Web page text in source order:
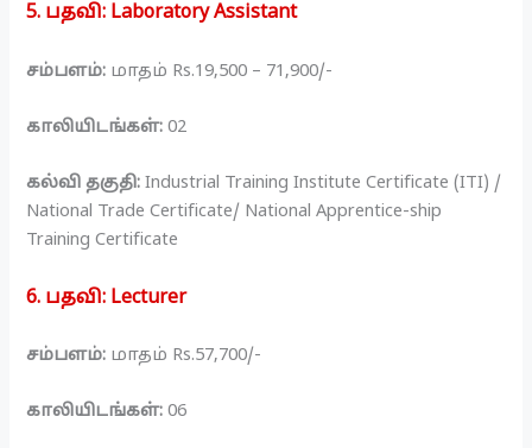
5. பதவி: Laboratory Assistant
சம்பளம்: மாதம் Rs.19,500 – 71,900/-
காலியிடங்கள்: 02
கல்வி தகுதி: Industrial Training Institute Certificate (ITI) /
National Trade Certificate/ National Apprentice-ship
Training Certificate
6. பதவி: Lecturer
சம்பளம்: மாதம் Rs.57,700/-
காலியிடங்கள்: 06